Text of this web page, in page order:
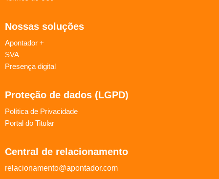
Nossas soluções
Apontador +
SVA
Presença digital
Proteção de dados (LGPD)
Política de Privacidade
Portal do Titular
Central de relacionamento
relacionamento@apontador.com